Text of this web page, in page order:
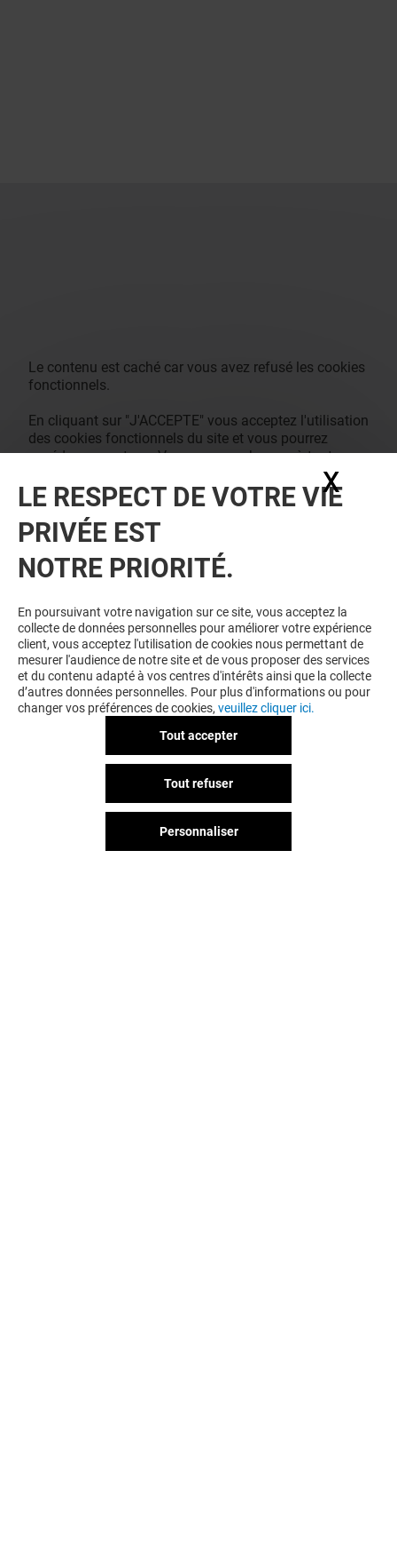
Le contenu est caché car vous avez refusé les cookies
fonctionnels.
En cliquant sur "J'ACCEPTE" vous acceptez l'utilisation
des cookies fonctionnels du site et vous pourrez
accéder au contenu. Vous pouvez changer à tout
moment vos consentements des cookies dans notre
page de management des cookies.
LE RESPECT DE VOTRE VIE
PRIVÉE EST
NOTRE PRIORITÉ.
En poursuivant votre navigation sur ce site, vous acceptez la
collecte de données personnelles pour améliorer votre expérience
client, vous acceptez l'utilisation de cookies nous permettant de
mesurer l'audience de notre site et de vous proposer des services
et du contenu adapté à vos centres d'intérêts ainsi que la collecte
d’autres données personnelles. Pour plus d'informations ou pour
changer vos préférences de cookies, veuillez cliquer ici.
Tout accepter
Tout refuser
Personnaliser
X